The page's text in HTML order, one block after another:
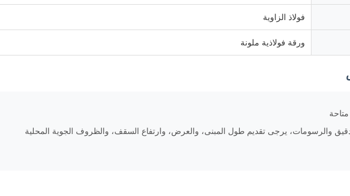
فولاذ الزاوية
ورقة فولاذية ملونة
والرسومات، يرجى تقديم طول المبنى، والعرض، وارتفاع السقف، والظروف الجوية المحلية